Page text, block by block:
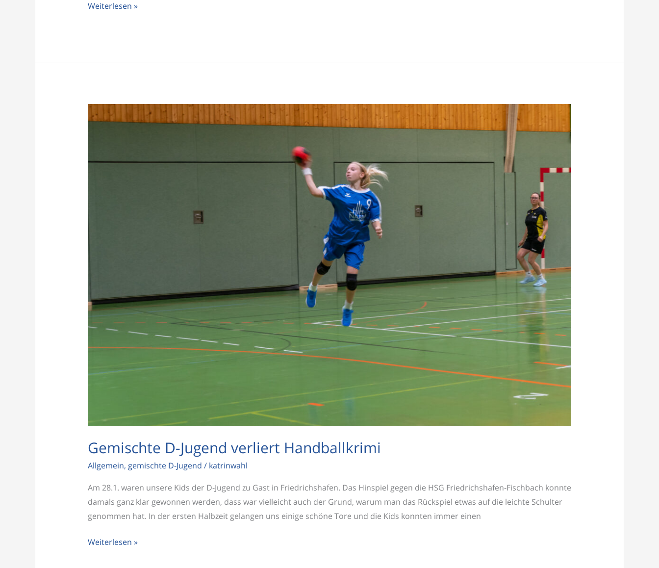
Weiterlesen »
Gemischte D-Jugend verliert Handballkrimi
Allgemein, gemischte D-Jugend / katrinwahl
Am 28.1. waren unsere Kids der D-Jugend zu Gast in Friedrichshafen. Das Hinspiel gegen die HSG Friedrichshafen-Fischbach konnte
damals ganz klar gewonnen werden, dass war vielleicht auch der Grund, warum man das Rückspiel etwas auf die leichte Schulter
genommen hat. In der ersten Halbzeit gelangen uns einige schöne Tore und die Kids konnten immer einen
Gemischte
D-
Weiterlesen »